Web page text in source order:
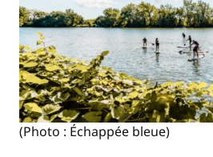
(Photo : Échappée bleue)